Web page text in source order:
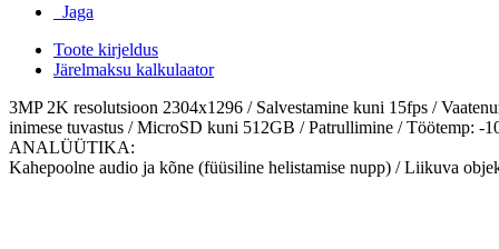
Jaga
Toote kirjeldus
Järelmaksu kalkulaator
3MP 2K resolutsioon 2304x1296 / Salvestamine kuni 15fps /
inimese tuvastus / MicroSD kuni 512GB / Patrullimine / Töötemp: -
ANALÜÜTIKA:
Kahepoolne audio ja kõne (füüsiline helistamise nupp) / Liikuva